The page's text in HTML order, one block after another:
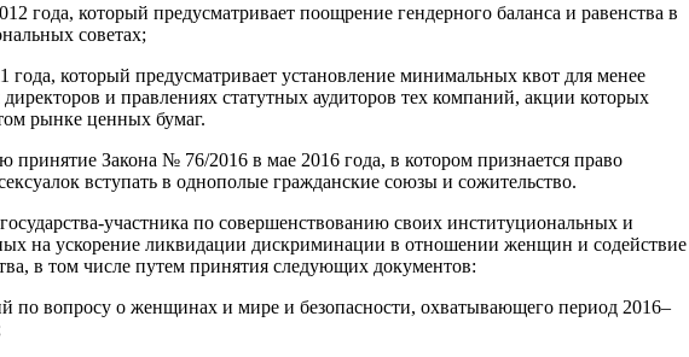
года, который предусматривает поощрение гендерного баланса и равенства в
советах;
который предусматривает установление минимальных квот для менее
директоров и правлениях статутных аудиторов тех компаний, акции которых
рынке ценных бумаг.
принятие Закона № 76/2016 в мае 2016 года, в котором признается право
вступать в однополые гражданские союзы и сожительство.
участника по совершенствованию своих институциональных и
на ускорение ликвидации дискриминации в отношении женщин и содействие
в том числе путем принятия следующих документов:
по вопросу о женщинах и мире и безопасности, охватывающего период 2016–